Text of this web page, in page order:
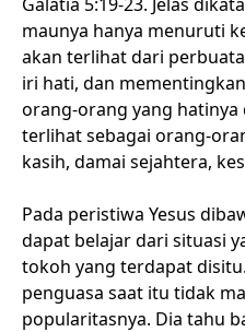
maunya hanya menuruti
akan terlihat dari
iri hati, dan
orang-orang yang hatinya
terlihat sebagai orang-
kasih, damai sejahtera,
Pada peristiwa Yesus
dapat belajar dari situasi
tokoh yang terdapat
penguasa saat itu tidak
popularitasnya. Dia tahu